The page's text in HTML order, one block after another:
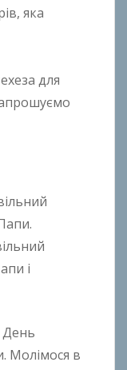
яка
для
і
День
Молімося в